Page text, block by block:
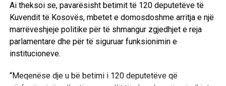
nesh”, tha ai.
Në këtë konferencë foli edhe zëvendësdrejtori i Zyrës për
Rritje Ekonomike në USAID, Loauy Samouie, i cili tha se
ndër vite kanë ndihmuar Kosovën dhe Shqipërinë në
Ai theksoi se, pavarësisht betimit të 120 deputetëve të
Kuvendit të Kosovës, mbetet e domosdoshme arritja e një
marrëveshjeje politike për të shmangur zgjedhjet e reja
parlamentare dhe për të siguruar funksionimin e
institucioneve.
“Meqenëse dje u bë betimi i 120 deputetëve që